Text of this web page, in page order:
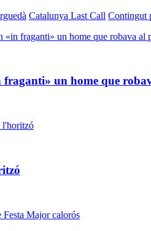
Catalunya Last Call Contingut
fraganti» un home que